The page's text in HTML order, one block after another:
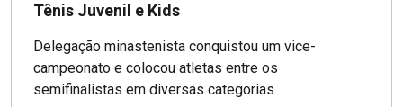
Tênis Juvenil e Kids
Delegação minastenista conquistou um vice-
campeonato e colocou atletas entre os
semifinalistas em diversas categorias